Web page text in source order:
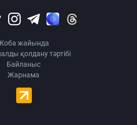
жайында
қолдану тәртібі
Байланыс
Жарнама